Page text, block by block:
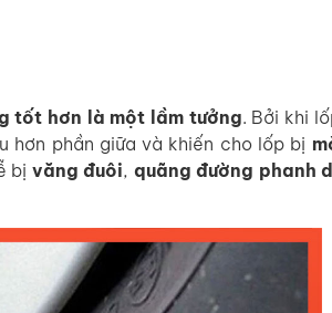
tốt hơn là một lầm tưởng. Bởi khi
phần giữa và khiến cho lốp bị
bị văng đuôi, quãng đường phanh